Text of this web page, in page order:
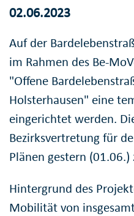
02.06.2023
Auf der
im Rahmen des Be-
"Offene
Holsterhausen" eine
eingerichtet werden.
Bezirksvertretung für
Plänen gestern
Hintergrund des
Mobilität von